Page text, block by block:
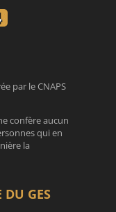
par le CNAPS
confère aucun
qui en
la
DU GES